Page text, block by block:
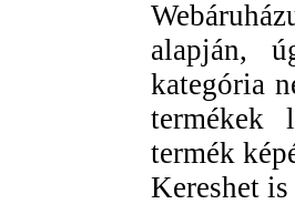
alapján,
kategória
termékek
termék
Kereshet